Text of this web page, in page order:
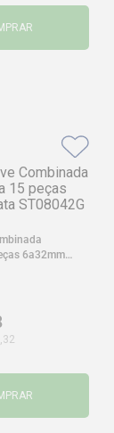
6a32mm
32